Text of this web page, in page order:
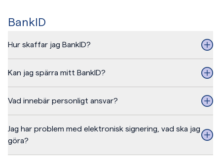
BankID
Hur skaffar jag BankID?
Kan jag spärra mitt BankID?
Vad innebär personligt ansvar?
Jag har problem med elektronisk signering, vad ska jag
göra?